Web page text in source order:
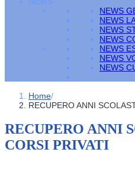
NEWS
NEWS
NEWS
NEWS
NEWS
NEWS
NEWS
Home/
RECUPERO ANNI
RECUPERO ANNI
CORSI PRIVATI